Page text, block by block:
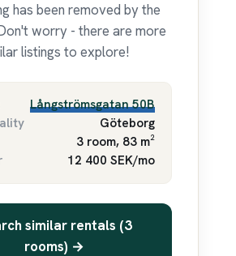
has been removed by the
worry - there are more
listings to explore!
Långströmsgatan 50B
Göteborg
3 room, 83 m²
12 400 SEK/mo
similar rentals (3
rooms) →